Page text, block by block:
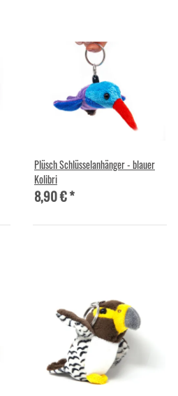
Plüsch Schlüsselanhänger - blauer
Kolibri
8,90 €*